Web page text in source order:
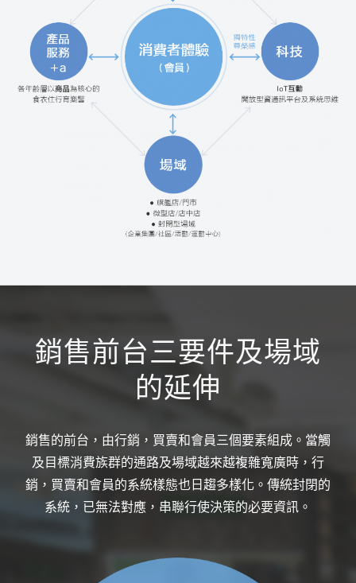
銷售前台三要件及場域
的延伸
銷售的前台，由行銷，買賣和會員三個要素組成。當觸
及目標消費族群的通路及場域越來越複雜寬廣時，行
銷，買賣和會員的系統樣態也日趨多樣化。傳統封閉的
系統，已無法對應，串聯行使決策的必要資訊。